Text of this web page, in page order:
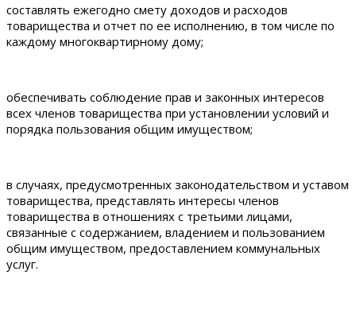
составлять ежегодно смету доходов и расходов
товарищества и отчет по ее исполнению, в том числе по
каждому многоквартирному дому;
обеспечивать соблюдение прав и законных интересов
всех членов товарищества при установлении условий и
порядка пользования общим имуществом;
в случаях, предусмотренных законодательством и уставом
товарищества, представлять интересы членов
товарищества в отношениях с третьими лицами,
связанные с содержанием, владением и пользованием
общим имуществом, предоставлением коммунальных
услуг.